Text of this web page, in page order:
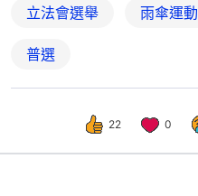
立法會選舉 雨傘運動
普選
22 0